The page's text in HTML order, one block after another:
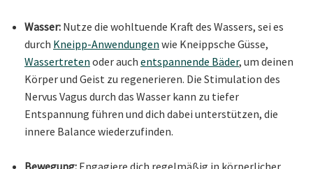
Wasser: Nutze die wohltuende Kraft des Wassers, sei es
durch Kneipp-Anwendungen wie Kneippsche Güsse,
Wassertreten oder auch entspannende Bäder, um deinen
Körper und Geist zu regenerieren. Die Stimulation des
Nervus Vagus durch das Wasser kann zu tiefer
Entspannung führen und dich dabei unterstützen, die
innere Balance wiederzufinden.